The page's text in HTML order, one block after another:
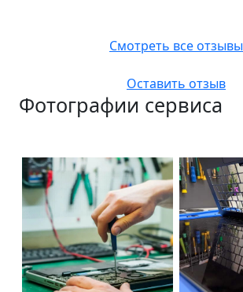
Смотреть все отзывы
Оставить отзыв
Фотографии сервиса